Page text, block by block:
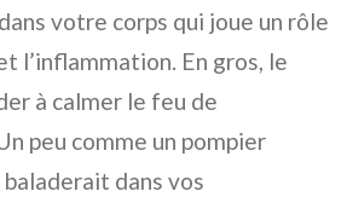
votre corps qui joue un rôle
l’inflammation. En gros, le
à calmer le feu de
peu comme un pompier
dans vos